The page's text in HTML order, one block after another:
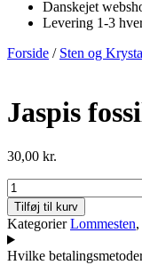
Danskejet
Levering 1-3
Forside / Sten og
Jaspis
30,00 kr.
Jaspis
fossil
antal
Tilføj til kurv
Kategorier Lommesten,
Hvilke